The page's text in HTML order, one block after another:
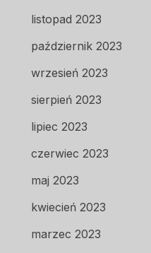
listopad 2023
październik 2023
wrzesień 2023
sierpień 2023
lipiec 2023
czerwiec 2023
maj 2023
kwiecień 2023
marzec 2023